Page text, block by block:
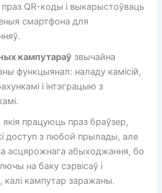
праз QR-коды і выкарыстоўваць
смартфона для
кампутараў звычайна
функцыянал: наладу камісій,
і інтэграцыю з
якія працуюць праз браўзер,
доступ з любой прылады, але
асцярожнага абыходжання, бо
на ​​баку сэрвісаў і
калі кампутар заражаны.